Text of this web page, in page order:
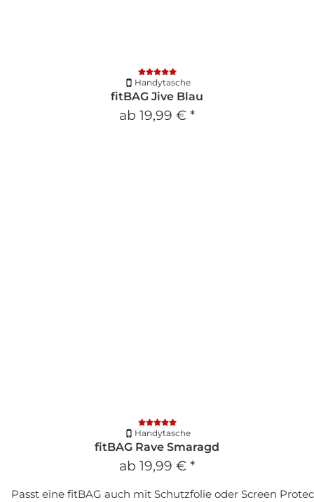
Handytasche
fitBAG Jive Blau
ab 19,99 € *
Handytasche
fitBAG Rave Smaragd
ab 19,99 € *
Passt eine fitBAG auch mit Schutzfolie oder Screen